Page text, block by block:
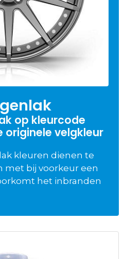
op kleurcode
originele velgkleur
kleuren dienen te
met bij voorkeur een
het inbranden